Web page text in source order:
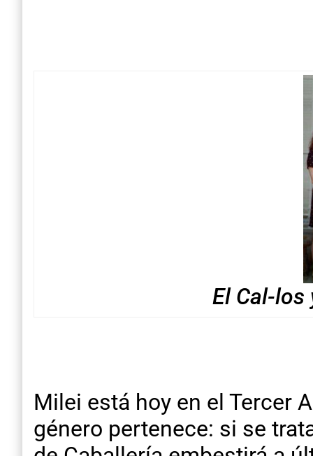
El Cal-los
Milei está hoy en el Tercer
género pertenece: si se